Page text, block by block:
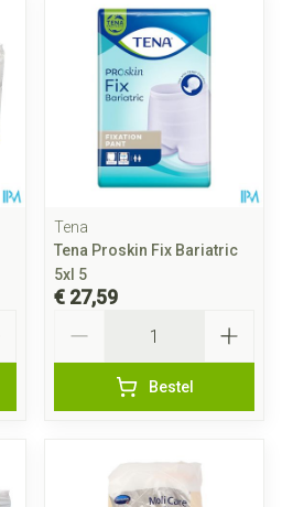
Tena
Tena Proskin Fix Bariatric
5xl 5
€ 27,59
Bestel